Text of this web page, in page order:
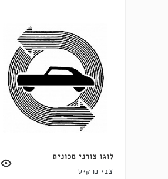
לוגו צורני מכונית
צבי נרקיס